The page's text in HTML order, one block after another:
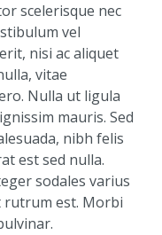
scelerisque nec
vel
nisi ac aliquet
vitae
Nulla ut ligula
mauris. Sed
nibh felis
est sed nulla.
sodales varius
rutrum est. Morbi